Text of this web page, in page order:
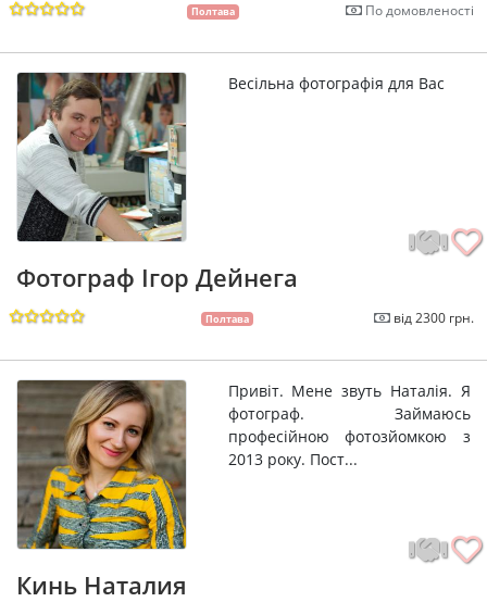
Полтава По домовленості
Весільна фотографія для Вас
Фотограф Ігор Дейнега
Полтава від 2300 грн.
Привіт. Мене звуть Наталія. Я
фотограф. Займаюсь
професійною фотозйомкою з
2013 року. Пост...
Кинь Наталия